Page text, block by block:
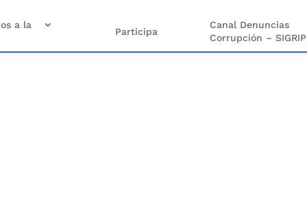
a la
Participa
Canal Denuncias
Corrupción – SIGRIP